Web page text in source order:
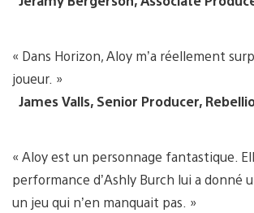
« Dans Horizon, Aloy m’a réellement
joueur. »
James Valls, Senior Producer,
« Aloy est un personnage fantastique.
performance d’Ashly Burch lui a
un jeu qui n’en manquait pas. »